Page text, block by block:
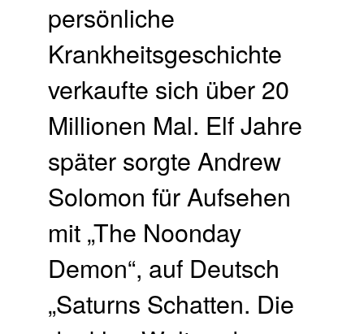
persönliche
Krankheitsgeschichte
verkaufte sich über 20
Millionen Mal. Elf Jahre
später sorgte Andrew
Solomon für Aufsehen
mit „The Noonday
Demon“, auf Deutsch
„Saturns Schatten. Die